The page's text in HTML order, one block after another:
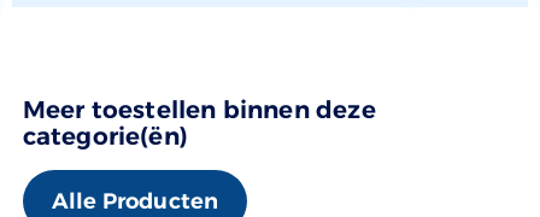
Meer toestellen binnen deze
categorie(ën)
Alle Producten